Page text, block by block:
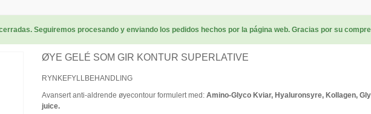
Seguiremos procesando y enviando los pedidos hechos por la página web. Gracias por su
ØYE GELÉ SOM GIR KONTUR SUPERLATIVE
RYNKEFYLLBEHANDLING
Avansert anti-aldrende øyecontour formulert med:Amino-Glyco Kviar, Hyaluronsyre, Kollagen,
juice.